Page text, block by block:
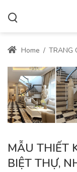
Home / TRANG
MẪU THIẾT
BIỆT THỰ,